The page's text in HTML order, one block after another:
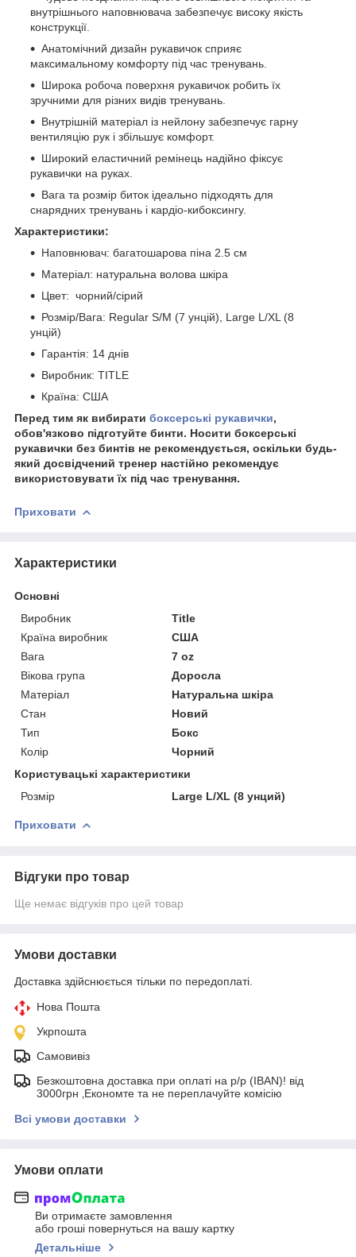
внутрішнього наповнювача забезпечує високу якість
конструкції.
Анатомічний дизайн рукавичок сприяє
максимальному комфорту під час тренувань.
Широка робоча поверхня рукавичок робить їх
зручними для різних видів тренувань.
Внутрішній матеріал із нейлону забезпечує гарну
вентиляцію рук і збільшує комфорт.
Широкий еластичний ремінець надійно фіксує
рукавички на руках.
Вага та розмір биток ідеально підходять для
снарядних тренувань і кардіо-кибоксингу.
Характеристики:
Наповнювач: багатошарова піна 2.5 см
Матеріал: натуральна волова шкіра
Цвет: чорний/сірий
Розмір/Вага: Regular S/M (7 унцій), Large L/XL (8
унцій)
Гарантія: 14 днів
Виробник: TITLE
Країна: США
Перед тим як вибирати боксерські рукавички,
обов'язково підготуйте бинти. Носити боксерські
рукавички без бинтів не рекомендується, оскільки будь-
який досвідчений тренер настійно рекомендує
використовувати їх під час тренування.
Приховати
Характеристики
Основні
Виробник
Title
Країна виробник
США
Вага
7 oz
Вікова група
Доросла
Матеріал
Натуральна шкіра
Стан
Новий
Тип
Бокс
Колір
Чорний
Користувацькі характеристики
Розмір
Large L/XL (8 унций)
Приховати
Відгуки про товар
Ще немає відгуків про цей товар
Умови доставки
Доставка здійснюється тільки по передоплаті.
Нова Пошта
Укрпошта
Самовивіз
Безкоштовна доставка при оплаті на р/р (IBAN)! від
3000грн ‚Економте та не переплачуйте комісію
Всі умови доставки
Умови оплати
Ви отримаєте замовлення
або гроші повернуться на вашу картку
Детальніше